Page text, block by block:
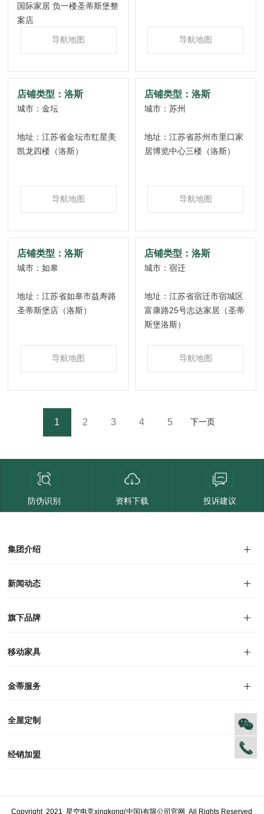
陕西
山东
北京
天津
内蒙古
新疆
西藏
国际家居 负一楼圣蒂斯堡整
案店
导航地图 导航地图
店铺类型：洛斯
城市：金坛
地址：江苏省金坛市红星美
凯龙四楼（洛斯）
导航地图
店铺类型：洛斯
城市：苏州
地址：江苏省苏州市里口家
居博览中心三楼（洛斯）
导航地图
店铺类型：洛斯
城市：如皋
地址：江苏省如皋市益寿路
圣蒂斯堡店（洛斯）
导航地图
店铺类型：洛斯
城市：宿迁
地址：江苏省宿迁市宿城区
富康路25号志达家居（圣蒂
斯堡洛斯）
导航地图
1 2 3 4 5 下一页
防伪识别 资料下载 投诉建议
集团介绍
集团介绍
企业文化
人才招聘
商学院
VR全景展厅
董事长介绍
新闻动态
对外公告
家居资讯
旗下品牌
品牌文化
荣誉资质
产品专利
电子画册
移动家具
迪尚
西瑞
洛斯
里奥
洛卡
美舍
新古典
纯美
金蒂服务
售后服务
防伪识别
投诉建议
全屋定制
风格定制
空间定制
户型案例
材质展示
预约量尺
经销加盟
Copyright 2021 星空电竞xingkong(中国)有限公司官网 All Rights Reserved